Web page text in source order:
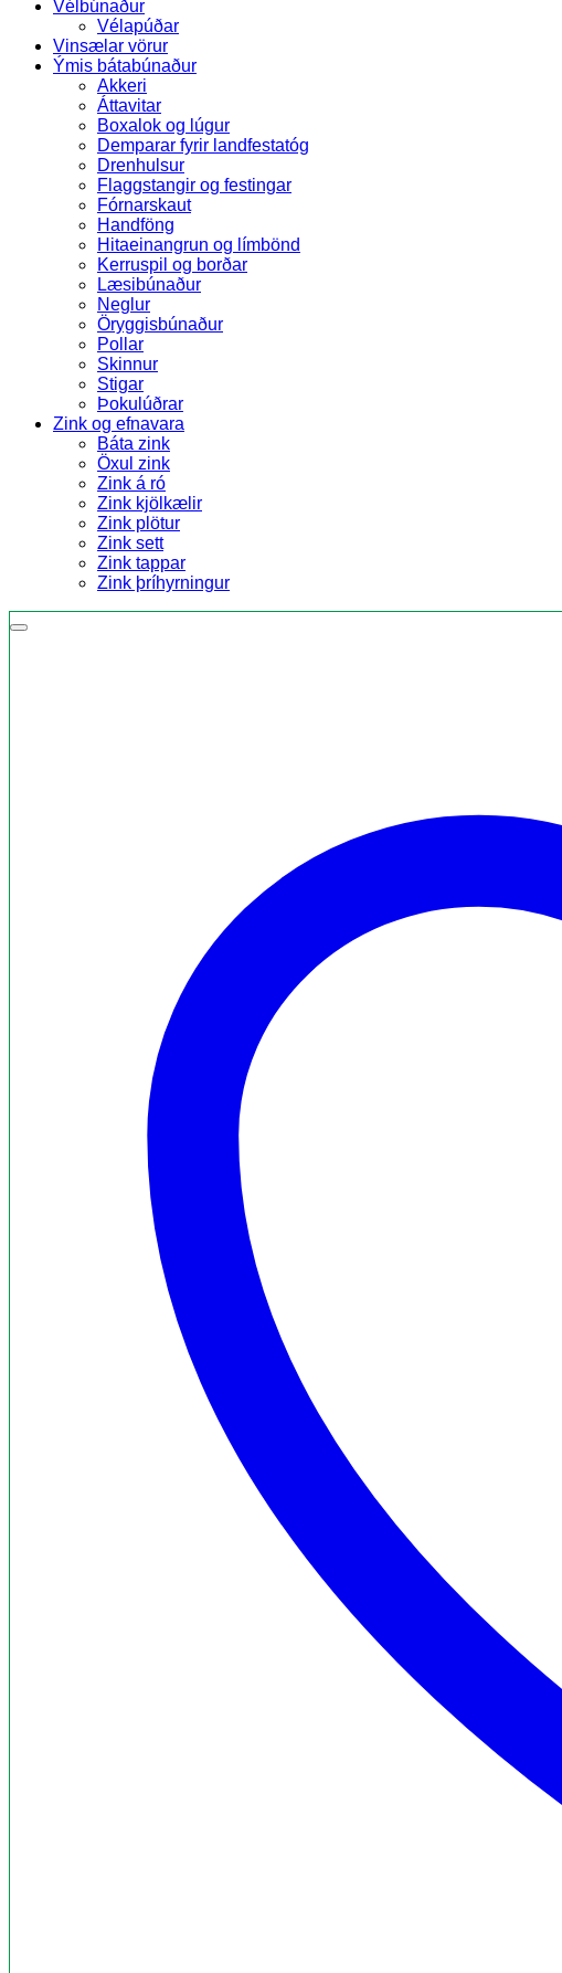
Vélbúnaður
Vélapúðar
Vinsælar vörur
Ýmis bátabúnaður
Akkeri
Áttavitar
Boxalok og lúgur
Demparar fyrir landfestatóg
Drenhulsur
Flaggstangir og festingar
Fórnarskaut
Handföng
Hitaeinangrun og límbönd
Kerruspil og borðar
Læsibúnaður
Neglur
Öryggisbúnaður
Pollar
Skinnur
Stigar
Þokulúðrar
Zink og efnavara
Báta zink
Öxul zink
Zink á ró
Zink kjölkælir
Zink plötur
Zink sett
Zink tappar
Zink þríhyrningur